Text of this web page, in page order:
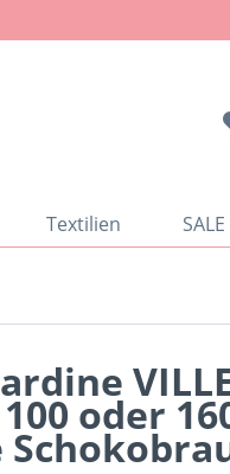
Textilien SALE
100 oder